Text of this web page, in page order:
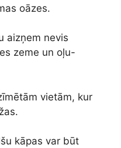
oāzes.
aizņem nevis
zeme un oļu-
vietām, kur
kāpas var būt